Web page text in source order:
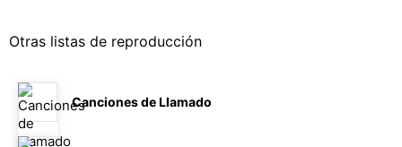
Otras listas de reproducción
Canciones de Llamado